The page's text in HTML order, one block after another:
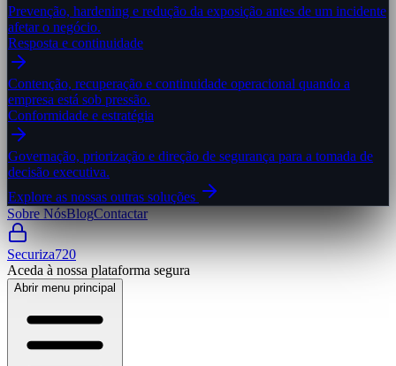
Prevenção, hardening e redução da exposição antes de um incidente
afetar o negócio.
Resposta e continuidade
Contenção, recuperação e continuidade operacional quando a
empresa está sob pressão.
Conformidade e estratégia
Governação, priorização e direção de segurança para a tomada de
decisão executiva.
Explore as nossas outras soluções
Sobre NósBlogContactar
Securiza720
Aceda à nossa plataforma segura
Abrir menu principal